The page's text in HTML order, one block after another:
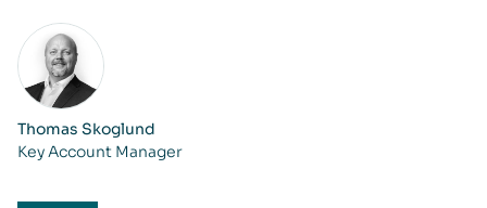
Thomas Skoglund
Key Account Manager